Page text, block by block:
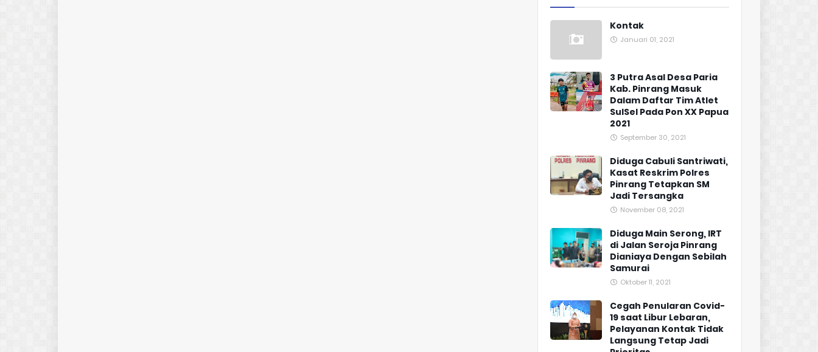
Kontak
Januari 01, 2021
3 Putra Asal Desa Paria
Kab. Pinrang Masuk
Dalam Daftar Tim Atlet
SulSel Pada Pon XX Papua
2021
September 30, 2021
Diduga Cabuli Santriwati,
Kasat Reskrim Polres
Pinrang Tetapkan SM
Jadi Tersangka
November 08, 2021
Diduga Main Serong, IRT
di Jalan Seroja Pinrang
Dianiaya Dengan Sebilah
Samurai
Oktober 11, 2021
Cegah Penularan Covid-
19 saat Libur Lebaran,
Pelayanan Kontak Tidak
Langsung Tetap Jadi